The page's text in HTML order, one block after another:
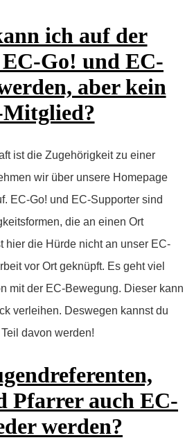
ich auf der
Go! und EC-
aber kein
ist die Zugehörigkeit zu einer
wir über unsere Homepage
EC-Go! und EC-Supporter sind
die an einen Ort
hier die Hürde nicht an unser EC-
vor Ort geknüpft. Es geht viel
mit der EC-Bewegung. Dieser kann
verleihen. Deswegen kannst du
davon werden!
Pfarrer auch EC-
werden?